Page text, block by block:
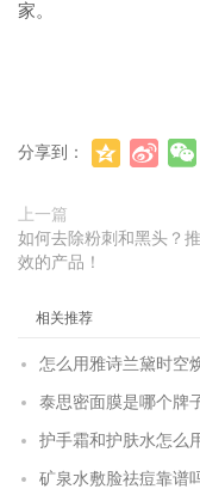
家。
分享到：
上一篇
如何去除粉刺和黑头？
效的产品！
相关推荐
怎么用雅诗兰黛时空
泰思密面膜是哪个牌
护手霜和护肤水怎么
矿泉水敷脸祛痘靠谱